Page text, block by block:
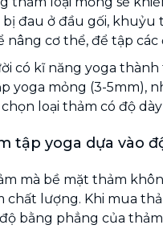
bị đau ở đầu gối, khuỷu
nâng cơ thể, để tập
có kĩ năng yoga
yoga mỏng (3-5mm),
loại thảm có độ
tập yoga dựa vào
mà bề mặt thảm
chất lượng. Khi mua
bằng phẳng của